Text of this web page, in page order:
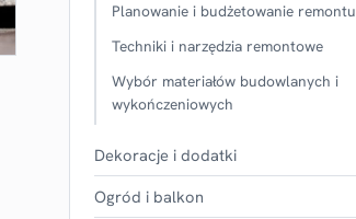
Planowanie i budżetowanie remontu
Techniki i narzędzia remontowe
Wybór materiałów budowlanych i
wykończeniowych
Dekoracje i dodatki
Ogród i balkon